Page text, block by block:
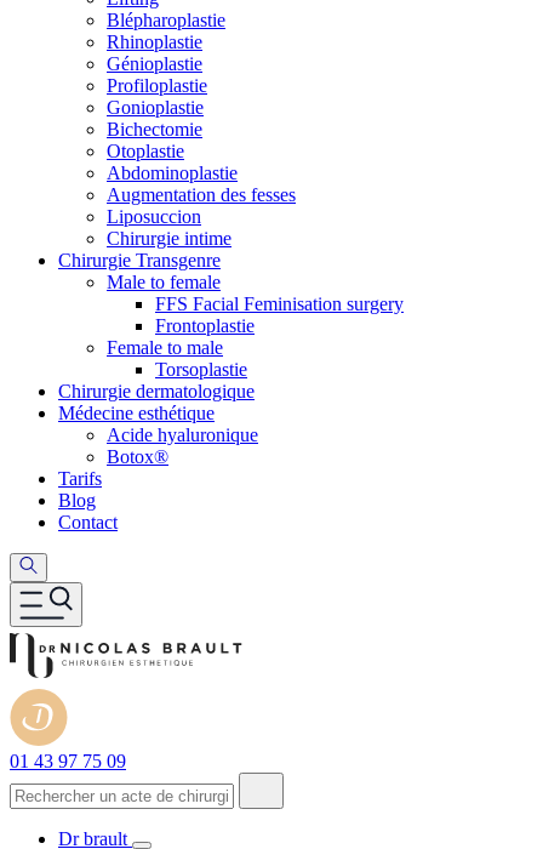
Blépharoplastie
Rhinoplastie
Génioplastie
Profiloplastie
Gonioplastie
Bichectomie
Otoplastie
Abdominoplastie
Augmentation des fesses
Liposuccion
Chirurgie intime
Chirurgie Transgenre
Male to female
FFS Facial Feminisation surgery
Frontoplastie
Female to male
Torsoplastie
Chirurgie dermatologique
Médecine esthétique
Acide hyaluronique
Botox®
Tarifs
Blog
Contact
01 43 97 75 09
Dr brault